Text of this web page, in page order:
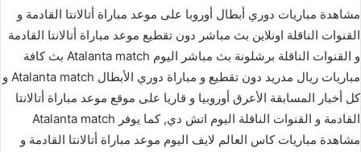
مشاهدة مباريات دوري أبطال أوروبا على موعد مباراة أتالانتا القادمة و
القنوات الناقلة اونلاين بث مباشر دون تقطيع موعد مباراة أتالانتا القادمة
و القنوات الناقلة برشلونة بث مباشر اليوم Atalanta match بث كافة
مباريات ريال مدريد دون تقطيع و مباراة دوري الأبطال Atalanta match و
كل أخبار المسابقة الأعرق أوروبيا و قاريا على موقع موعد مباراة أتالانتا
القادمة و القنوات الناقلة اليوم اتش دي, كما يوفر Atalanta match
مشاهدة مباريات كاس العالم لايف اليوم موعد مباراة أتالانتا القادمة و